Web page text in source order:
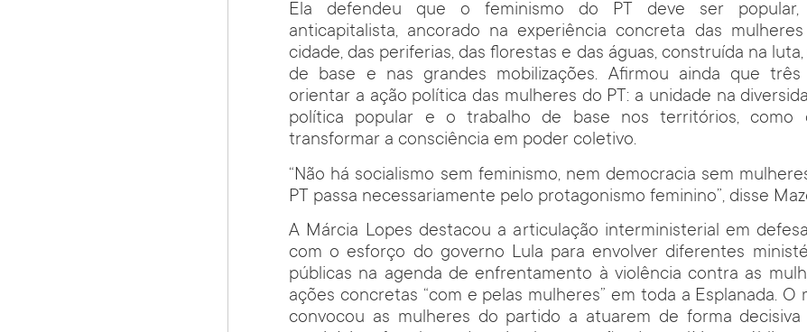
Ela defendeu que o feminismo do PT deve ser popular,
anticapitalista, ancorado na experiência concreta das
cidade, das periferias, das florestas e das águas, construída na
de base e nas grandes mobilizações. Afirmou ainda que três
orientar a ação política das mulheres do PT: a unidade na
política popular e o trabalho de base nos territórios, como
transformar a consciência em poder coletivo.
“Não há socialismo sem feminismo, nem democracia sem
PT passa necessariamente pelo protagonismo feminino”, disse
A Márcia Lopes destacou a articulação interministerial em
com o esforço do governo Lula para envolver diferentes
públicas na agenda de enfrentamento à violência contra as
ações concretas “com e pelas mulheres” em toda a Esplanada. O
convocou as mulheres do partido a atuarem de forma